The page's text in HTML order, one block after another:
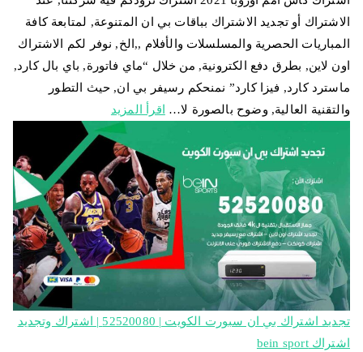
الاشتراك أو تجديد الاشتراك بباقات بي ان المتنوعة, لمتابعة كافة
المباريات الحصرية والمسلسلات والأفلام ,,الخ, نوفر لكم الاشتراك
اون لاين, بطرق دفع الكترونية, من خلال “ماي فاتورة, باي بال كارد,
ماسترد كارد, فيزا كارد” نمنحكم رسيفر بي ان, حيث التطور
والتقنية العالية, وضوح بالصورة لا…
اقرأ المزيد
تجديد اشتراك بي ان سبورت الكويت | 52520080 | اشتراك وتجديد
اشتراك bein sport